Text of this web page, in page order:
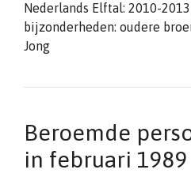
Nederlands Elftal: 2010-
bijzonderheden: oudere
Jong
Beroemde
in februari 1989